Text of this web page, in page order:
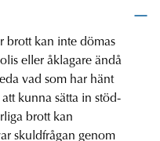
brott kan inte dömas
eller åklagare ändå
vad som har hänt
kunna sätta in stöd-
brott kan
skuldfrågan genom